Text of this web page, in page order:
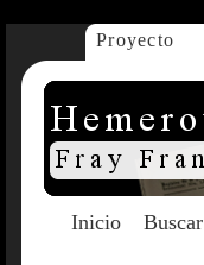
Proyecto
Inicio Buscar